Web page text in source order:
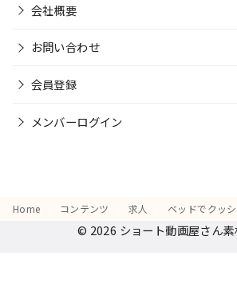
会社概要
お問い合わせ
会員登録
メンバーログイン
Home コンテンツ 求人 ベッドでクッションを抱え
© 2026 ショート動画屋さん